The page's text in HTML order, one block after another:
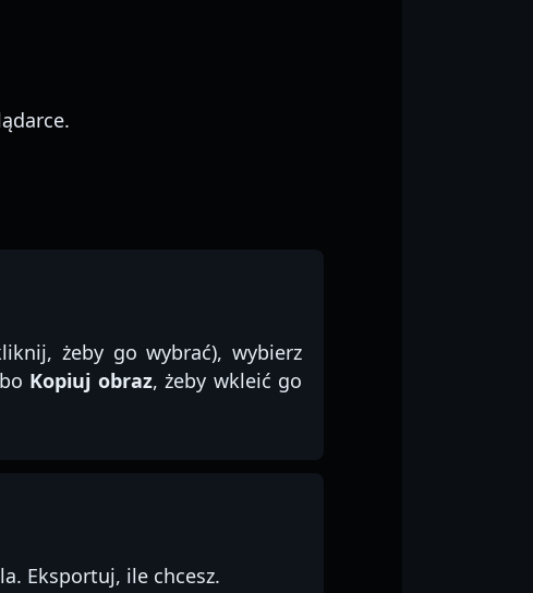
żeby go wybrać), wybierz
Kopiuj obraz, żeby wkleić go
Eksportuj, ile chcesz.